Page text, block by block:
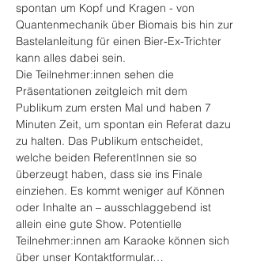
spontan um Kopf und Kragen - von
Quantenmechanik über Biomais bis hin zur
Bastelanleitung für einen Bier-Ex-Trichter
kann alles dabei sein.
Die Teilnehmer:innen sehen die
Präsentationen zeitgleich mit dem
Publikum zum ersten Mal und haben 7
Minuten Zeit, um spontan ein Referat dazu
zu halten. Das Publikum entscheidet,
welche beiden ReferentInnen sie so
überzeugt haben, dass sie ins Finale
einziehen. Es kommt weniger auf Können
oder Inhalte an – ausschlaggebend ist
allein eine gute Show. Potentielle
Teilnehmer:innen am Karaoke können sich
über unser Kontaktformular…